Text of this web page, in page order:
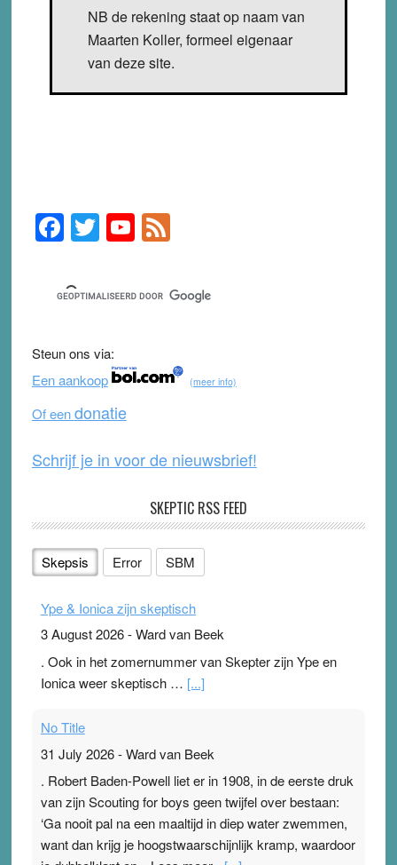
NB de rekening staat op naam van
Maarten Koller, formeel eigenaar
van deze site.
Primary
Sidebar
F
a
c
e
b
o
o
k
T
wi
tt
er
Y
o
u
T
b
e
F
e
d
Steun ons via:
Een aankoop
(meer info)
Of eendonatie
Schrijf je in voor de nieuwsbrief!
SKEPTIC RSS FEED
Skepsis Error SBM
Ype & Ionica zijn skeptisch
3 August 2026-Ward van Beek
. Ook in het zomernummer van Skepter zijn Ype en
Ionica weer skeptisch … [...]
No Title
31 July 2026-Ward van Beek
. Robert Baden-Powell liet er in 1908, in de eerste druk
van zijn Scouting for boys geen twijfel over bestaan:
‘Ga nooit pal na een maaltijd in diep water zwemmen,
want dan krijg je hoogstwaarschijnlijk kramp, waardoor